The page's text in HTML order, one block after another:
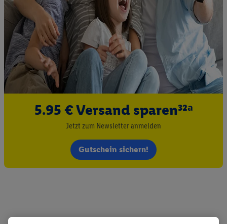
5.95 € Versand sparen³²ᵃ
Jetzt zum Newsletter anmelden
Gutschein sichern!